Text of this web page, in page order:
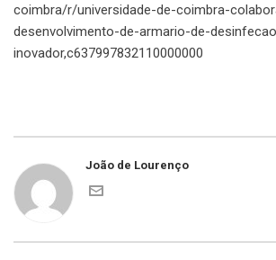
coimbra/r/universidade-de-coimbra-
desenvolvimento-de-armario-de-
inovador,c637997832110000000
João de Lourenço